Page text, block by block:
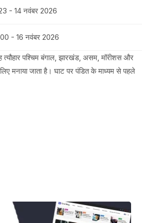
- 14 नवंबर 2026
- 16 नवंबर 2026
पश्चिम बंगाल, झारखंड, असम, मॉरीशस और
मनाया जाता है। घाट पर पंडित के माध्यम से पहले